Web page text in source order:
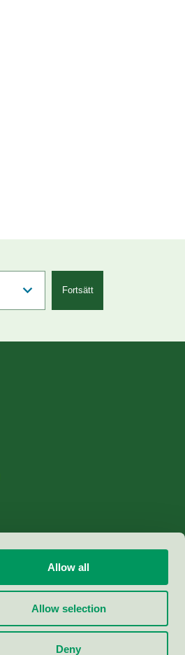
Allow all
Allow selection
Deny
Fortsätt